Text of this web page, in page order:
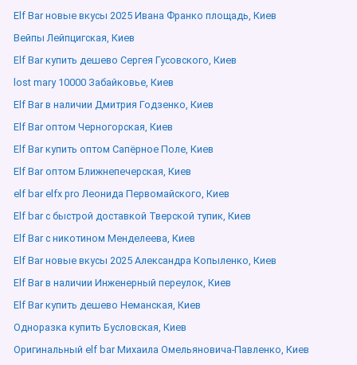
Elf Bar новые вкусы 2025 Ивана Франко площадь, Киев
Вейпы Лейпцигская, Киев
Elf Bar купить дешево Сергея Гусовского, Киев
lost mary 10000 Забайковье, Киев
Elf Bar в наличии Дмитрия Годзенко, Киев
Elf Bar оптом Черногорская, Киев
Elf Bar купить оптом Сапёрное Поле, Киев
Elf Bar оптом Ближнепечерская, Киев
elf bar elfx pro Леонида Первомайского, Киев
Elf bar с быстрой доставкой Тверской тупик, Киев
Elf Bar с никотином Менделеева, Киев
Elf Bar новые вкусы 2025 Александра Копыленко, Киев
Elf Bar в наличии Инженерный переулок, Киев
Elf Bar купить дешево Неманская, Киев
Одноразка купить Бусловская, Киев
Оригинальный elf bar Михаила Омельяновича-Павленко, Киев